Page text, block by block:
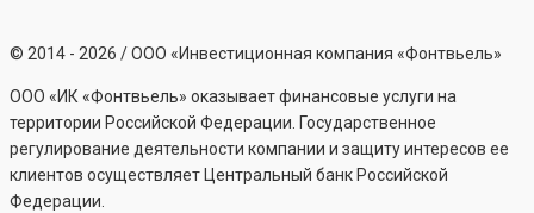
© 2014 - 2026 / ООО «Инвестиционная компания «Фонтвьель»
ООО «ИК «Фонтвьель» оказывает финансовые услуги на
территории Российской Федерации. Государственное
регулирование деятельности компании и защиту интересов ее
клиентов осуществляет Центральный банк Российской
Федерации.